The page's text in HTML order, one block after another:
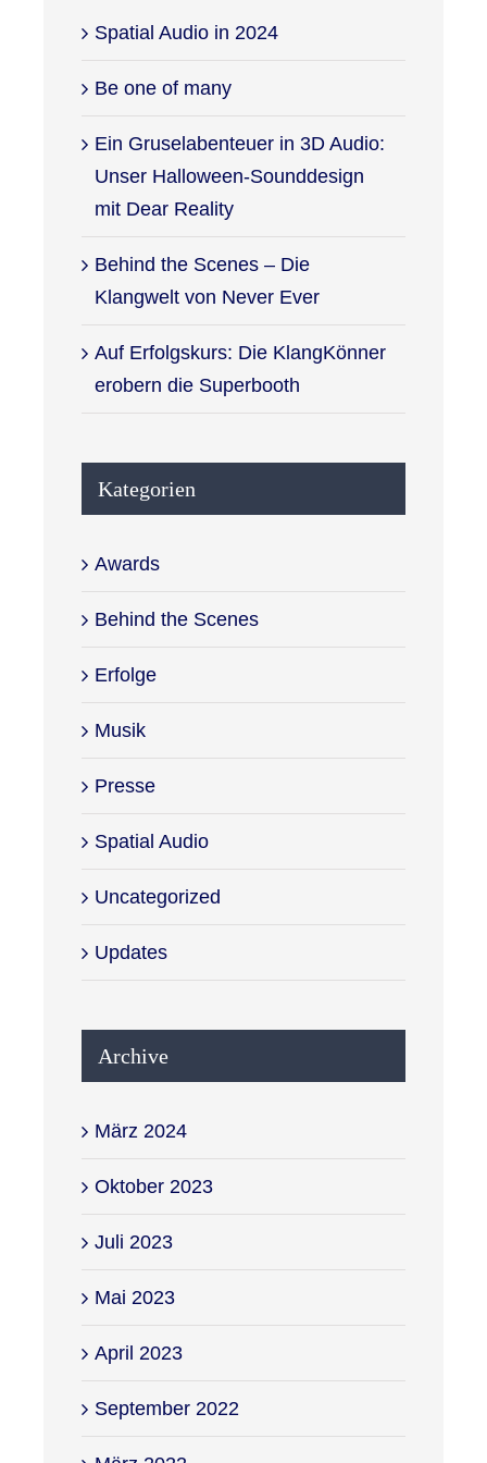
Spatial Audio in 2024
Be one of many
Ein Gruselabenteuer in 3D Audio:
Unser Halloween-Sounddesign
mit Dear Reality
Behind the Scenes – Die
Klangwelt von Never Ever
Auf Erfolgskurs: Die KlangKönner
erobern die Superbooth
Kategorien
Awards
Behind the Scenes
Erfolge
Musik
Spatial Audio
Uncategorized
Updates
Archive
März 2024
Oktober 2023
Juli 2023
Mai 2023
April 2023
September 2022
März 2022